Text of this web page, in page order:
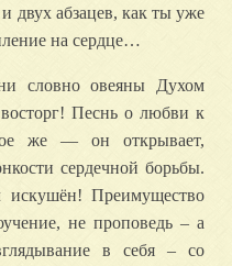
двух абзацев, как ты уже
на сердце…
словно овеяны Духом
Песнь о любви к
же — он открывает,
сердечной борьбы.
Преимущество
не проповедь – а
в себя – со